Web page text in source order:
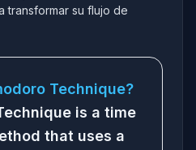
transformar su flujo de
Technique?
is a time
that uses a